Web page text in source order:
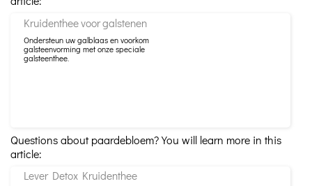
Kruidenthee voor galstenen
Ondersteun uw galblaas en voorkom
galsteenvorming met onze speciale
galsteenthee.
Questions about paardebloem? You will learn more in this
article:
Lever Detox Kruidenthee